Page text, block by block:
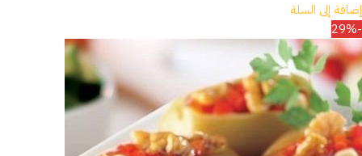
إضافة إلى السلة
-29%